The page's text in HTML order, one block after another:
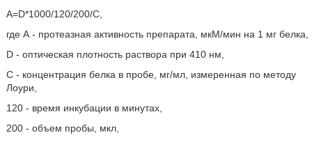
A=D*1000/120/200/С,
где А - протеазная активность препарата, мкМ/мин на 1 мг белка,
D - оптическая плотность раствора при 410 нм,
С - концентрация белка в пробе, мг/мл, измеренная по методу
Лоури,
120 - время инкубации в минутах,
200 - объем пробы, мкл,